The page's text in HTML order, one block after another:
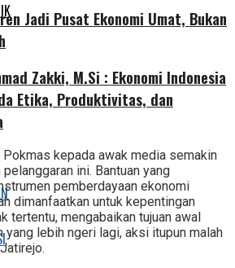
Jadi Pusat Ekonomi Umat, Bukan
Zakki, M.Si : Ekonomi Indonesia
Etika, Produktivitas, dan
Pokmas kepada awak media semakin
ini. Bantuan yang
pemberdayaan ekonomi
dimanfaatkan untuk kepentingan
tertentu, mengabaikan tujuan awal
yang lebih ngeri lagi, aksi itupun malah